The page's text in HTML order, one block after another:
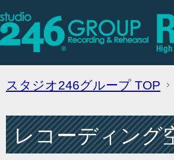
スタジオ246グループ TOP
レコーディング